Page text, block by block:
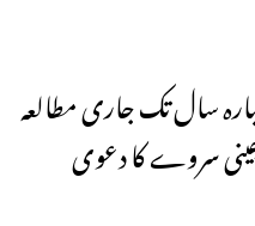
سال تک جاری مطالعہ